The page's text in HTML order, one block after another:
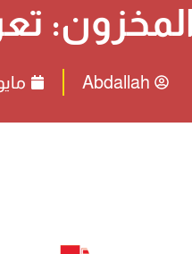
Abdallah مايو 27,